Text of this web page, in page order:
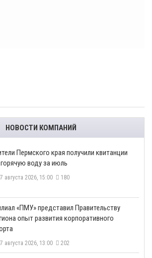
НОВОСТИ КОМПАНИЙ
Пермского края получили квитанции
воду за июль
августа 2026, 15:00 180
«ПМУ» представил Правительству
опыт развития корпоративного
августа 2026, 13:00 202